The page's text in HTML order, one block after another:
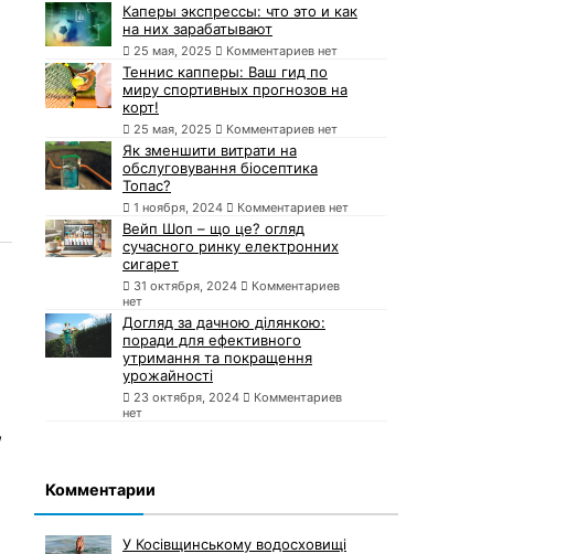
,
Каперы экспрессы: что это и как
на них зарабатывают
25 мая, 2025 Комментариев нет
Теннис капперы: Ваш гид по
миру спортивных прогнозов на
корт!
25 мая, 2025 Комментариев нет
Як зменшити витрати на
обслуговування біосептика
Топас?
1 ноября, 2024 Комментариев нет
Вейп Шоп – що це? огляд
сучасного ринку електронних
сигарет
31 октября, 2024
Комментариев
нет
Догляд за дачною ділянкою:
поради для ефективного
утримання та покращення
урожайності
23 октября, 2024
Комментариев
нет
Комментарии
У Косівщинському водосховищі